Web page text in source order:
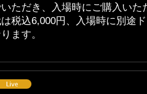
ただき、入場時にご購入いた
税込6,000円、入場時に別途
ます。